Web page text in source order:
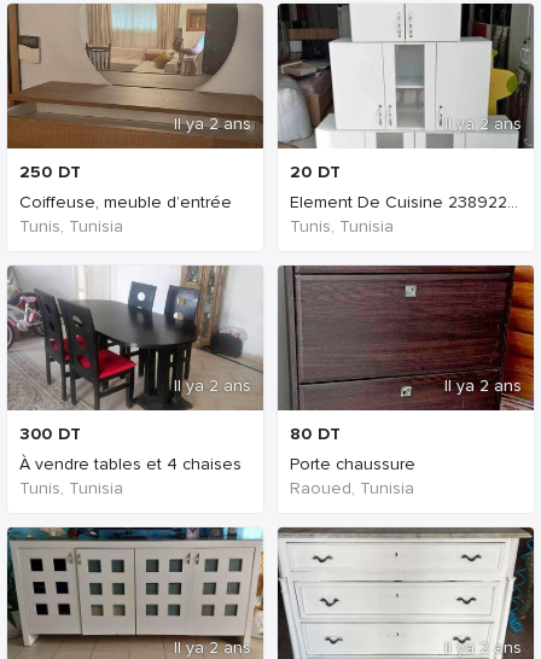
Il ya 2 ans
250 DT
Coiffeuse, meuble d’entrée
Tunis, Tunisia
Il ya 2 ans
300 DT
À vendre tables et 4 chaises
Tunis, Tunisia
Il ya 2 ans
Il ya 2 ans
20 DT
Element De Cuisine 23892260
Tunis, Tunisia
Il ya 2 ans
80 DT
Porte chaussure
Raoued, Tunisia
Il ya 2 ans